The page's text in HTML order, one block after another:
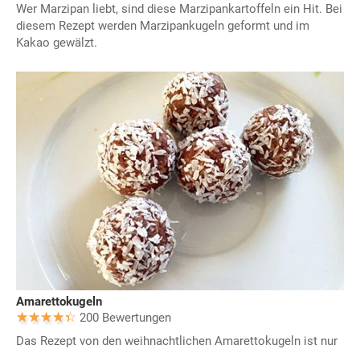
Wer Marzipan liebt, sind diese Marzipankartoffeln ein Hit. Bei
diesem Rezept werden Marzipankugeln geformt und im
Kakao gewälzt.
Amarettokugeln
200 Bewertungen
Das Rezept von den weihnachtlichen Amarettokugeln ist nur